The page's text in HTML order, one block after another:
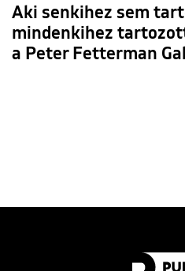
Aki senkihez sem
mindenkihez
a Peter Fetterman